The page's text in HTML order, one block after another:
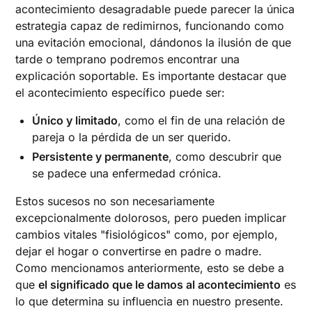
acontecimiento desagradable puede parecer la única
estrategia capaz de redimirnos, funcionando como
una evitación emocional, dándonos la ilusión de que
tarde o temprano podremos encontrar una
explicación soportable. Es importante destacar que
el acontecimiento específico puede ser:
Único y limitado, como el fin de una relación de
pareja o la pérdida de un ser querido.
Persistente y permanente, como descubrir que
se padece una enfermedad crónica.
Estos sucesos no son necesariamente
excepcionalmente dolorosos, pero pueden implicar
cambios vitales "fisiológicos" como, por ejemplo,
dejar el hogar o convertirse en padre o madre.
Como mencionamos anteriormente, esto se debe a
queel significado que le damos al acontecimiento es
lo que determina su influencia en nuestro presente.